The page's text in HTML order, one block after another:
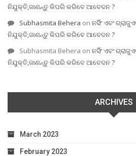
ନିଯୁକ୍ତି,ଜାଣନ୍ତୁ କିପରି କରିବେ ଆବେଦନ ?
Subhasmita Behera on ନର୍ସିଂ ଏବଂ
ନିଯୁକ୍ତି,ଜାଣନ୍ତୁ କିପରି କରିବେ ଆବେଦନ ?
Subhasmita Behera on ନର୍ସିଂ ଏବଂ
ନିଯୁକ୍ତି,ଜାଣନ୍ତୁ କିପରି କରିବେ ଆବେଦନ ?
ARCHIVES
March 2023
February 2023